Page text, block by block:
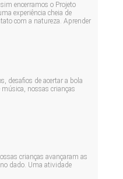
encerramos o Projeto
experiência cheia de
com a natureza. Aprender
desafios de acertar a bola
nossas crianças
crianças avançaram as
dado. Uma atividade